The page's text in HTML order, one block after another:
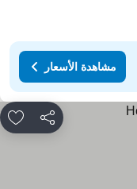
مشاهدة الأسعار
مشاركة